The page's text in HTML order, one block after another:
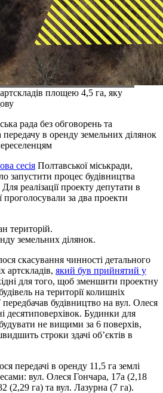
площею 4,5 га, яку
рада без обговорень та
в оренду земельних ділянок
сесія Полтавської міськради,
запустити процес будівництва
реалізації проекту депутати в
проголосували за два проекти
територій.
земельних ділянок.
скасування чинності детального
артскладів, який був прийнятий у
для того, щоб зменшити проектну
на території колишніх
будівництво на вул. Олеся
десятиповерхівок. Будинки для
не вищими за 6 поверхів,
строки здачі об’єктів в
передачі в оренду 11,5 га землі
вул. Олеся Гончара, 17а (2,18
(2,29 га) та вул. Лазурна (7 га).